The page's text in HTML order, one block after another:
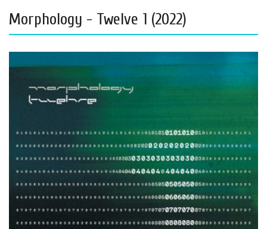
Morphology - Twelve 1 (2022)